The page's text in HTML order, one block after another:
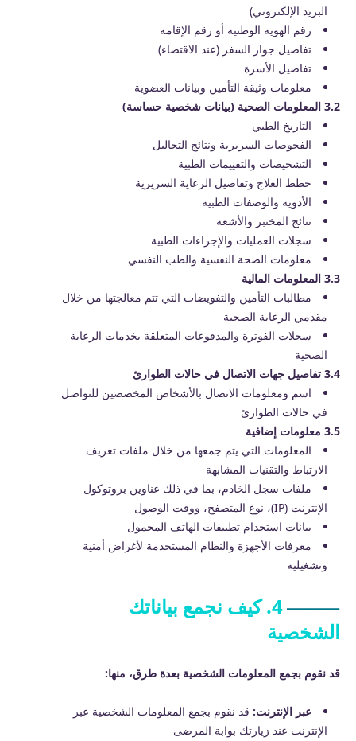
البريد الإلكتروني)
رقم الهوية الوطنية أو رقم الإقامة
تفاصيل جواز السفر (عند الاقتضاء)
تفاصيل الأسرة
معلومات وثيقة التأمين وبيانات العضوية
3.2 المعلومات الصحية (بيانات شخصية حساسة)
التاريخ الطبي
الفحوصات السريرية ونتائج التحاليل
التشخيصات والتقييمات الطبية
خطط العلاج وتفاصيل الرعاية السريرية
الأدوية والوصفات الطبية
نتائج المختبر والأشعة
سجلات العمليات والإجراءات الطبية
معلومات الصحة النفسية والطب النفسي
3.3 المعلومات المالية
مطالبات التأمين والتفويضات التي تتم معالجتها من خلال
مقدمي الرعاية الصحية
سجلات الفوترة والمدفوعات المتعلقة بخدمات الرعاية
الصحية
3.4 تفاصيل جهات الاتصال في حالات الطوارئ
اسم ومعلومات الاتصال بالأشخاص المخصصين للتواصل
في حالات الطوارئ
3.5 معلومات إضافية
المعلومات التي يتم جمعها من خلال ملفات تعريف
الارتباط والتقنيات المشابهة
ملفات سجل الخادم، بما في ذلك عناوين بروتوكول
الإنترنت (IP)، نوع المتصفح، ووقت الوصول
بيانات استخدام تطبيقات الهاتف المحمول
معرفات الأجهزة والنظام المستخدمة لأغراض أمنية
وتشغيلية
4. كيف نجمع بياناتك
الشخصية
قد نقوم بجمع المعلومات الشخصية بعدة طرق، منها:
عبر الإنترنت: قد نقوم بجمع المعلومات الشخصية عبر
الإنترنت عند زيارتك بوابة المرضى